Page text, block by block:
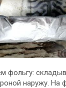
фольгу:
наружу. На